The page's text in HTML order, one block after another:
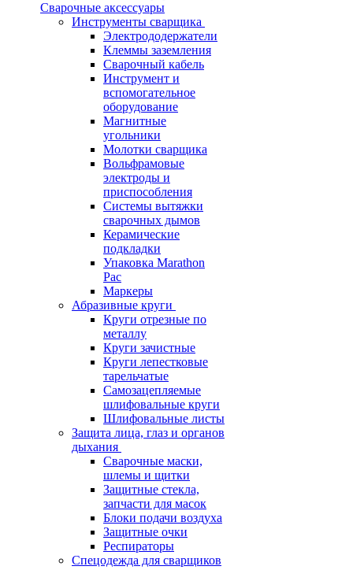
Сварочные аксессуары
Инструменты сварщика
Электрододержатели
Клеммы заземления
Сварочный кабель
Инструмент и
вспомогательное
оборудование
Магнитные
угольники
Молотки сварщика
Вольфрамовые
электроды и
приспособления
Системы вытяжки
сварочных дымов
Керамические
подкладки
Упаковка Marathon
Pac
Маркеры
Абразивные круги
Круги отрезные по
металлу
Круги зачистные
Круги лепестковые
тарельчатые
Самозацепляемые
шлифовальные круги
Шлифовальные листы
Защита лица, глаз и органов
дыхания
Сварочные маски,
шлемы и щитки
Защитные стекла,
запчасти для масок
Блоки подачи воздуха
Защитные очки
Респираторы
Спецодежда для сварщиков